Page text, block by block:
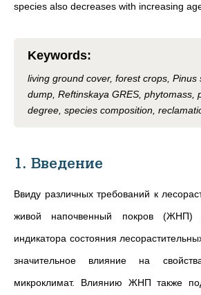
species also decreases with increasing
Keywords:
living ground cover, forest crops, Pinus
dump, Reftinskaya GRES, phytomass,
degree, species composition,
1. Введение
Ввиду различных требований к
живой напочвенный покров (ЖНП)
индикатора состояния
значительное влияние на
микроклимат. Влиянию ЖНП также